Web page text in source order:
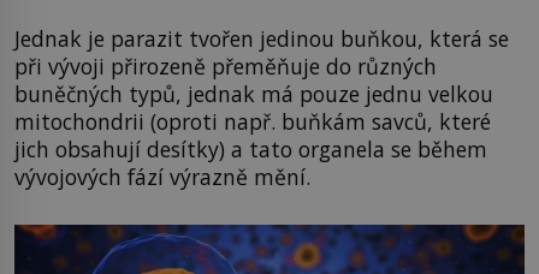
Jednak je parazit tvořen jedinou buňkou, která se
při vývoji přirozeně přeměňuje do různých
buněčných typů, jednak má pouze jednu velkou
mitochondrii (oproti např. buňkám savců, které
jich obsahují desítky) a tato organela se během
vývojových fází výrazně mění.